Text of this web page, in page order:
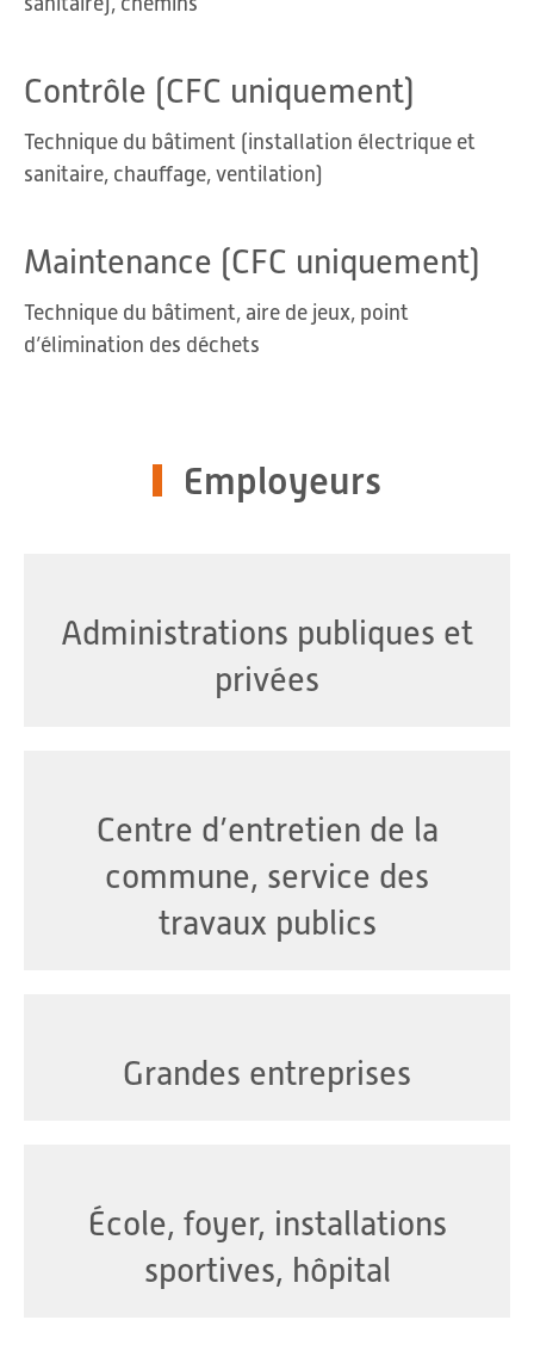
Contrôle (CFC uniquement)
Technique du bâtiment (installation électrique et
sanitaire, chauffage, ventilation)
Maintenance (CFC uniquement)
Technique du bâtiment, aire de jeux, point
d’élimination des déchets
Employeurs
Administrations publiques et
privées
Centre d’entretien de la
commune, service des
travaux publics
Grandes entreprises
École, foyer, installations
sportives, hôpital